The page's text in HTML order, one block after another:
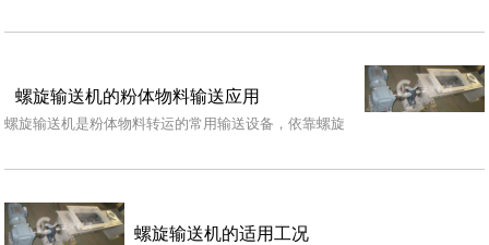
螺旋输送机的粉体物料输送应用
螺旋输送机是粉体物料转运的常用输送设备，依靠螺旋
螺旋输送机的适用工况